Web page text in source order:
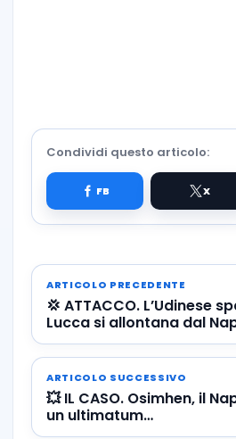
Condividi questo articolo:
ARTICOLO PRECEDENTE
💢 ATTACCO. L’Udinese
Lucca si allontana dal
ARTICOLO SUCCESSIVO
💥 IL CASO. Osimhen, il
un ultimatum…